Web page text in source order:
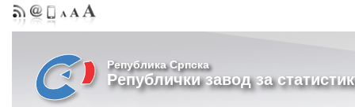
Република Српска
Републички завод за